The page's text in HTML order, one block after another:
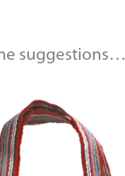
suggestions…